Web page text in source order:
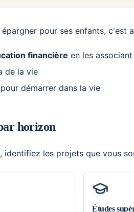
pour ses enfants, c'est
financière en les
de la vie
pour démarrer dans la vie
horizon
identifiez les projets que vous
Études